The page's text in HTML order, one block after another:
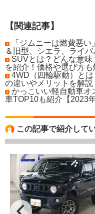
【関連記事】
「ジムニーは燃費悪
＆旧型、シエラ、ライバ
SUVとは？どんな意
を紹介！価格や選び方も
4WD（四輪駆動）と
の違いやメリットを解説
かっこいい軽自動車オ
車TOP10も紹介【2023年
この記事で紹介して